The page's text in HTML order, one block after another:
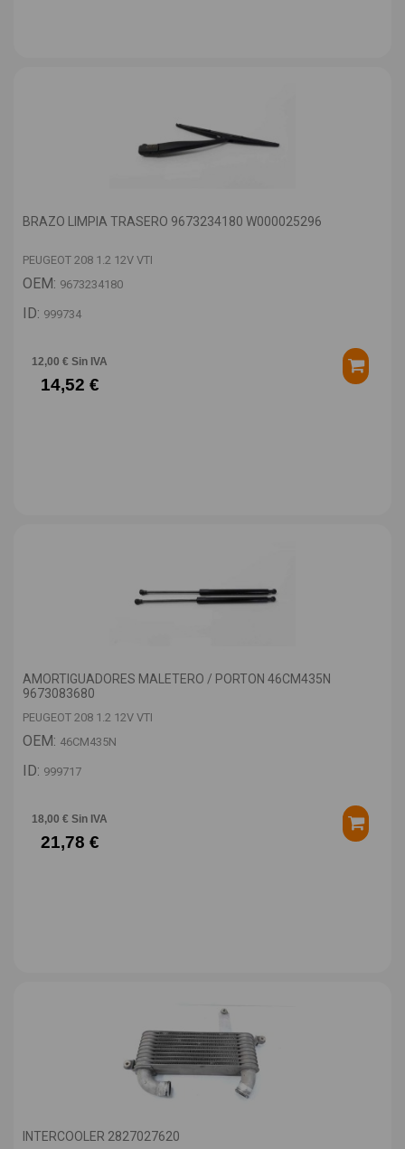
BRAZO LIMPIA TRASERO 9673234180 W000025296
PEUGEOT 208 1.2 12V VTI
OEM: 9673234180
ID: 999734
12,00 € Sin IVA
14,52 €
AMORTIGUADORES MALETERO / PORTON 46CM435N
9673083680
PEUGEOT 208 1.2 12V VTI
OEM: 46CM435N
ID: 999717
18,00 € Sin IVA
21,78 €
INTERCOOLER 2827027620